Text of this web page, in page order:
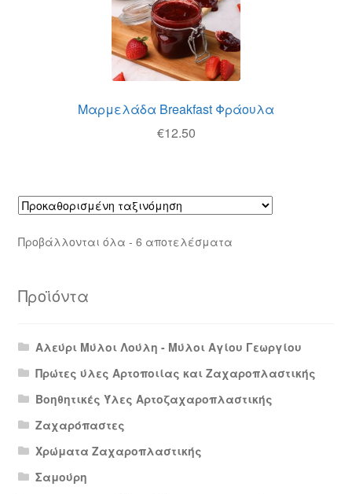
Μαρμελάδα Breakfast Φράουλα
€12.50
Προβάλλονται όλα - 6 αποτελέσματα
Προϊόντα
Αλεύρι Μύλοι Λούλη - Μύλοι Αγίου Γεωργίου
Πρώτες ύλες Αρτοποιίας και Ζαχαροπλαστικής
Βοηθητικές Ύλες Αρτοζαχαροπλαστικής
Ζαχαρόπαστες
Χρώματα Ζαχαροπλαστικής
Σαμούρη